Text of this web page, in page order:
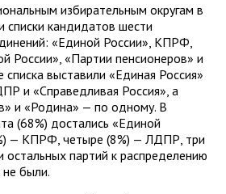
избирательным округам в
списки кандидатов шести
«Единой России», КПРФ,
России», «Партии пенсионеров» и
выставили «Единая Россия»
и «Справедливая Россия», а
и «Родина» — по одному. В
(68%) достались «Единой
— КПРФ, четыре (8%) — ЛДПР, три
остальных партий к распределению
были.